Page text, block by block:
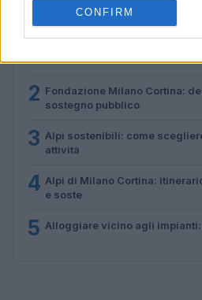
CONFIRM
PIÙ LETTI
Cervino CineMountain
2 Fondazione Milano Cortina:
sostegno pubblico
3 Alpi sostenibili: come
attività
4 Alpi di Milano Cortina:
e soste
5 Alloggiare vicino agli